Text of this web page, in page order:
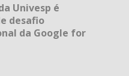
Univesp é
desafio
da Google for